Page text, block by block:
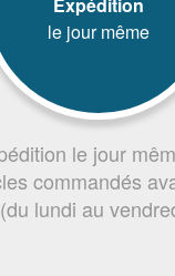
le jour même
le jour
commandés
(du lundi au